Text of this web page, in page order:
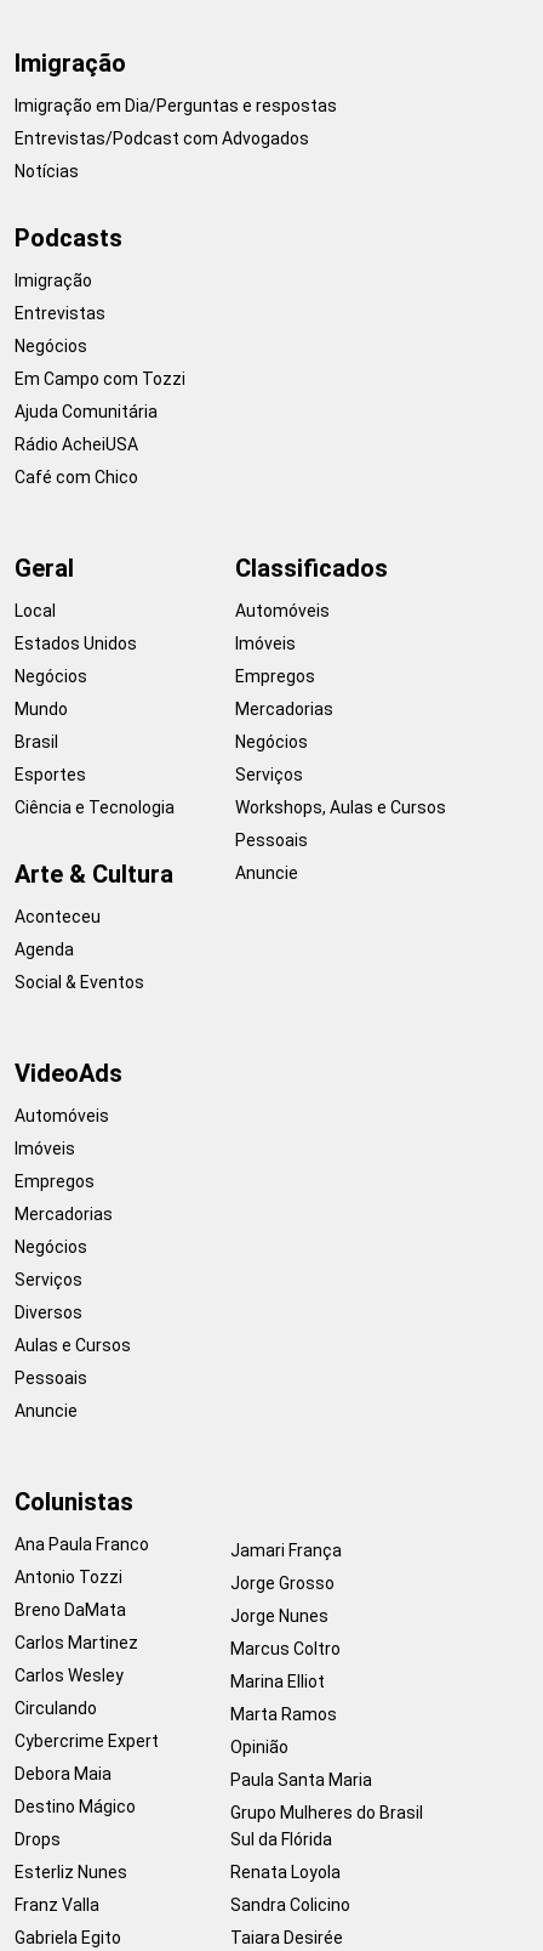
Imigração
Imigração em Dia/Perguntas e respostas
Entrevistas/Podcast com Advogados
Notícias
Podcasts
Imigração
Entrevistas
Negócios
Em Campo com Tozzi
Ajuda Comunitária
Rádio AcheiUSA
Café com Chico
Geral
Local
Estados Unidos
Negócios
Mundo
Brasil
Esportes
Ciência e Tecnologia
Arte & Cultura
Aconteceu
Agenda
Social & Eventos
Classificados
Automóveis
Imóveis
Empregos
Mercadorias
Negócios
Serviços
Workshops, Aulas e Cursos
Pessoais
Anuncie
VideoAds
Automóveis
Imóveis
Empregos
Mercadorias
Negócios
Serviços
Diversos
Aulas e Cursos
Pessoais
Anuncie
Colunistas
Ana Paula Franco
Antonio Tozzi
Breno DaMata
Carlos Martinez
Carlos Wesley
Circulando
Cybercrime Expert
Debora Maia
Destino Mágico
Drops
Esterliz Nunes
Franz Valla
Gabriela Egito
Jamari França
Jorge Grosso
Jorge Nunes
Marcus Coltro
Marina Elliot
Marta Ramos
Opinião
Paula Santa Maria
Grupo Mulheres do Brasil
Sul da Flórida
Renata Loyola
Sandra Colicino
Taiara Desirée